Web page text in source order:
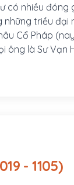
có nhiều
những triều đại
ông là Sư Vạn
Kiệt (1019 - 1105)